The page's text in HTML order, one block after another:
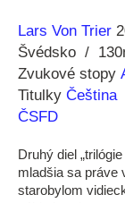
Réžia
Lars Von Trier
Rok
výroby
Švédsko
Zvukové stopy
Titulky Čeština
ČSFD
Druhý diel
mladšia sa práve
starobylom